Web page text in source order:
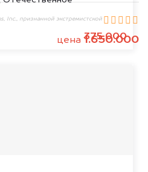
375.000
цена 1.650.000
Inc., признанной экстремистской
РФ